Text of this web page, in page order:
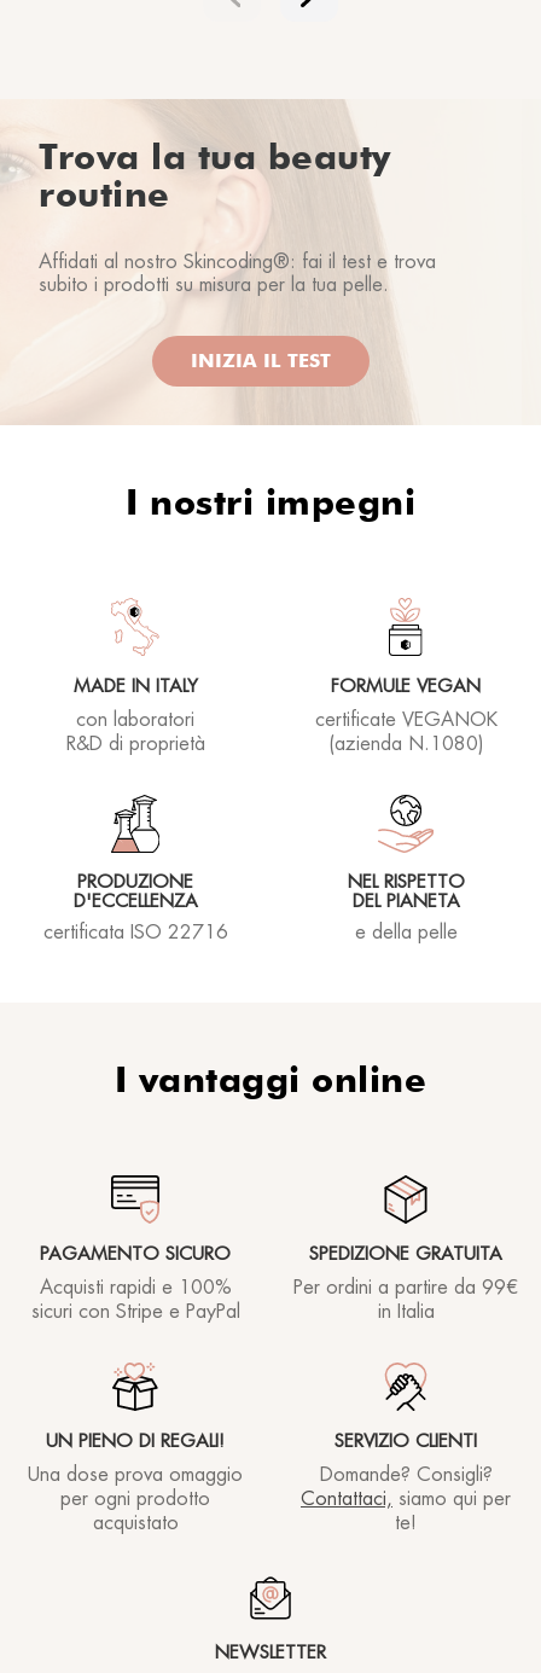
Trova la tua beauty
routine
Affidati al nostro Skincoding®: fai il test e trova
subito i prodotti su misura per la tua pelle.
INIZIA IL TEST
I nostri impegni
MADE IN ITALY
con laboratori
R&D di proprietà
FORMULE VEGAN
certificate VEGANOK
(azienda N.1080)
PRODUZIONE
D'ECCELLENZA
certificata ISO 22716
NEL RISPETTO
DEL PIANETA
e della pelle
I vantaggi online
PAGAMENTO SICURO
Acquisti rapidi e 100%
sicuri con Stripe e PayPal
SPEDIZIONE GRATUITA
Per ordini a partire da 99€
in Italia
UN PIENO DI REGALI!
Una dose prova omaggio
per ogni prodotto
acquistato
SERVIZIO CLIENTI
Domande? Consigli?
Contattaci, siamo qui per
te!
NEWSLETTER